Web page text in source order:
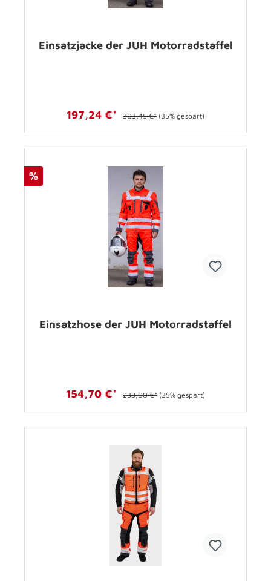
Einsatzjacke der JUH Motorradstaffel
197,24 €* 303,45 €* (35% gespart)
%
Einsatzhose der JUH Motorradstaffel
154,70 €* 238,00 €* (35% gespart)